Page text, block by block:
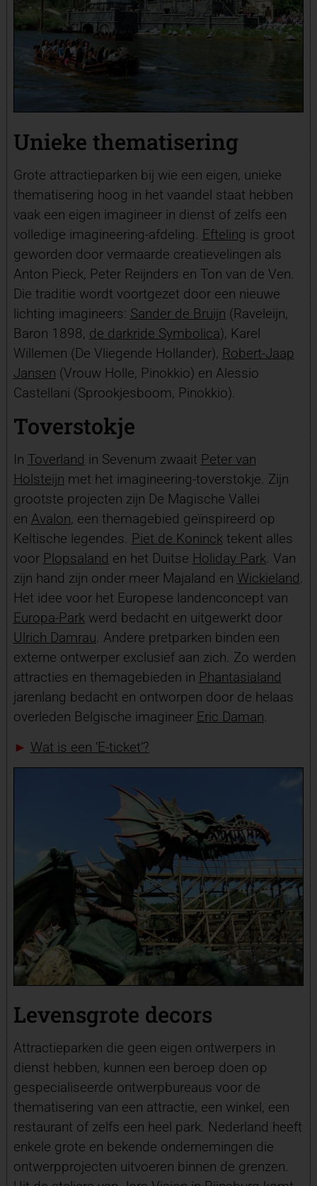
Unieke thematisering
Grote attractieparken bij wie een eigen, unieke
thematisering hoog in het vaandel staat hebben
vaak een eigen imagineer in dienst of zelfs een
volledige imagineering-afdeling. Efteling is groot
geworden door vermaarde creatievelingen als
Anton Pieck, Peter Reijnders en Ton van de Ven.
Die traditie wordt voortgezet door een nieuwe
lichting imagineers: Sander de Bruijn (Raveleijn,
Baron 1898, de darkride Symbolica), Karel
Willemen (De Vliegende Hollander), Robert-Jaap
Jansen (Vrouw Holle, Pinokkio) en Alessio
Castellani (Sprookjesboom, Pinokkio).
Toverstokje
In Toverland in Sevenum zwaait Peter van
Holsteijn met het imagineering-toverstokje. Zijn
grootste projecten zijn De Magische Vallei
en Avalon, een themagebied geïnspireerd op
Keltische legendes. Piet de Konincktekent alles
voor Plopsaland en het Duitse Holiday Park. Van
zijn hand zijn onder meer Majaland en Wickieland.
Het idee voor het Europese landenconcept van
Europa-Parkwerd bedacht en uitgewerkt door
Ulrich Damrau. Andere pretparken binden een
externe ontwerper exclusief aan zich. Zo werden
attracties en themagebieden in Phantasialand
jarenlang bedacht en ontworpen door de helaas
overleden Belgische imagineer Eric Daman.
► Wat is een ‘E-ticket’?
Levensgrote decors
Attractieparken die geen eigen ontwerpers in
dienst hebben, kunnen een beroep doen op
gespecialiseerde ontwerpbureaus voor de
thematisering van een attractie, een winkel, een
restaurant of zelfs een heel park. Nederland heeft
enkele grote en bekende ondernemingen die
ontwerpprojecten uitvoeren binnen de grenzen.